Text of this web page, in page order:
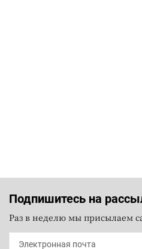
Подпишитесь на
Раз в неделю мы присылаем